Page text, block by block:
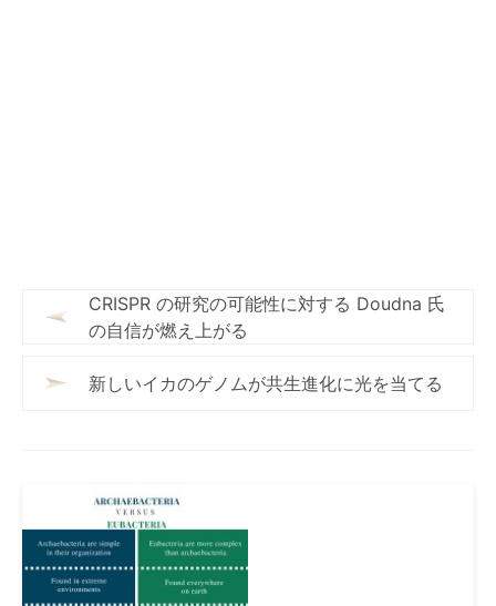
CRISPR の研究の可能性に対する Doudna 氏
の自信が燃え上がる
新しいイカのゲノムが共生進化に光を当てる